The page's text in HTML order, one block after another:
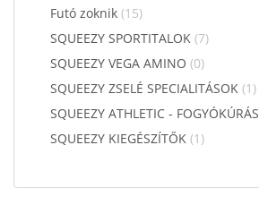
Futó zoknik (15)
SQUEEZY SPORTITALOK (7)
SQUEEZY VEGA AMINO (0)
SQUEEZY ZSELÉ SPECIALITÁSOK (1)
SQUEEZY ATHLETIC - FOGYÓKÚRÁS
SQUEEZY KIEGÉSZÍTŐK (1)